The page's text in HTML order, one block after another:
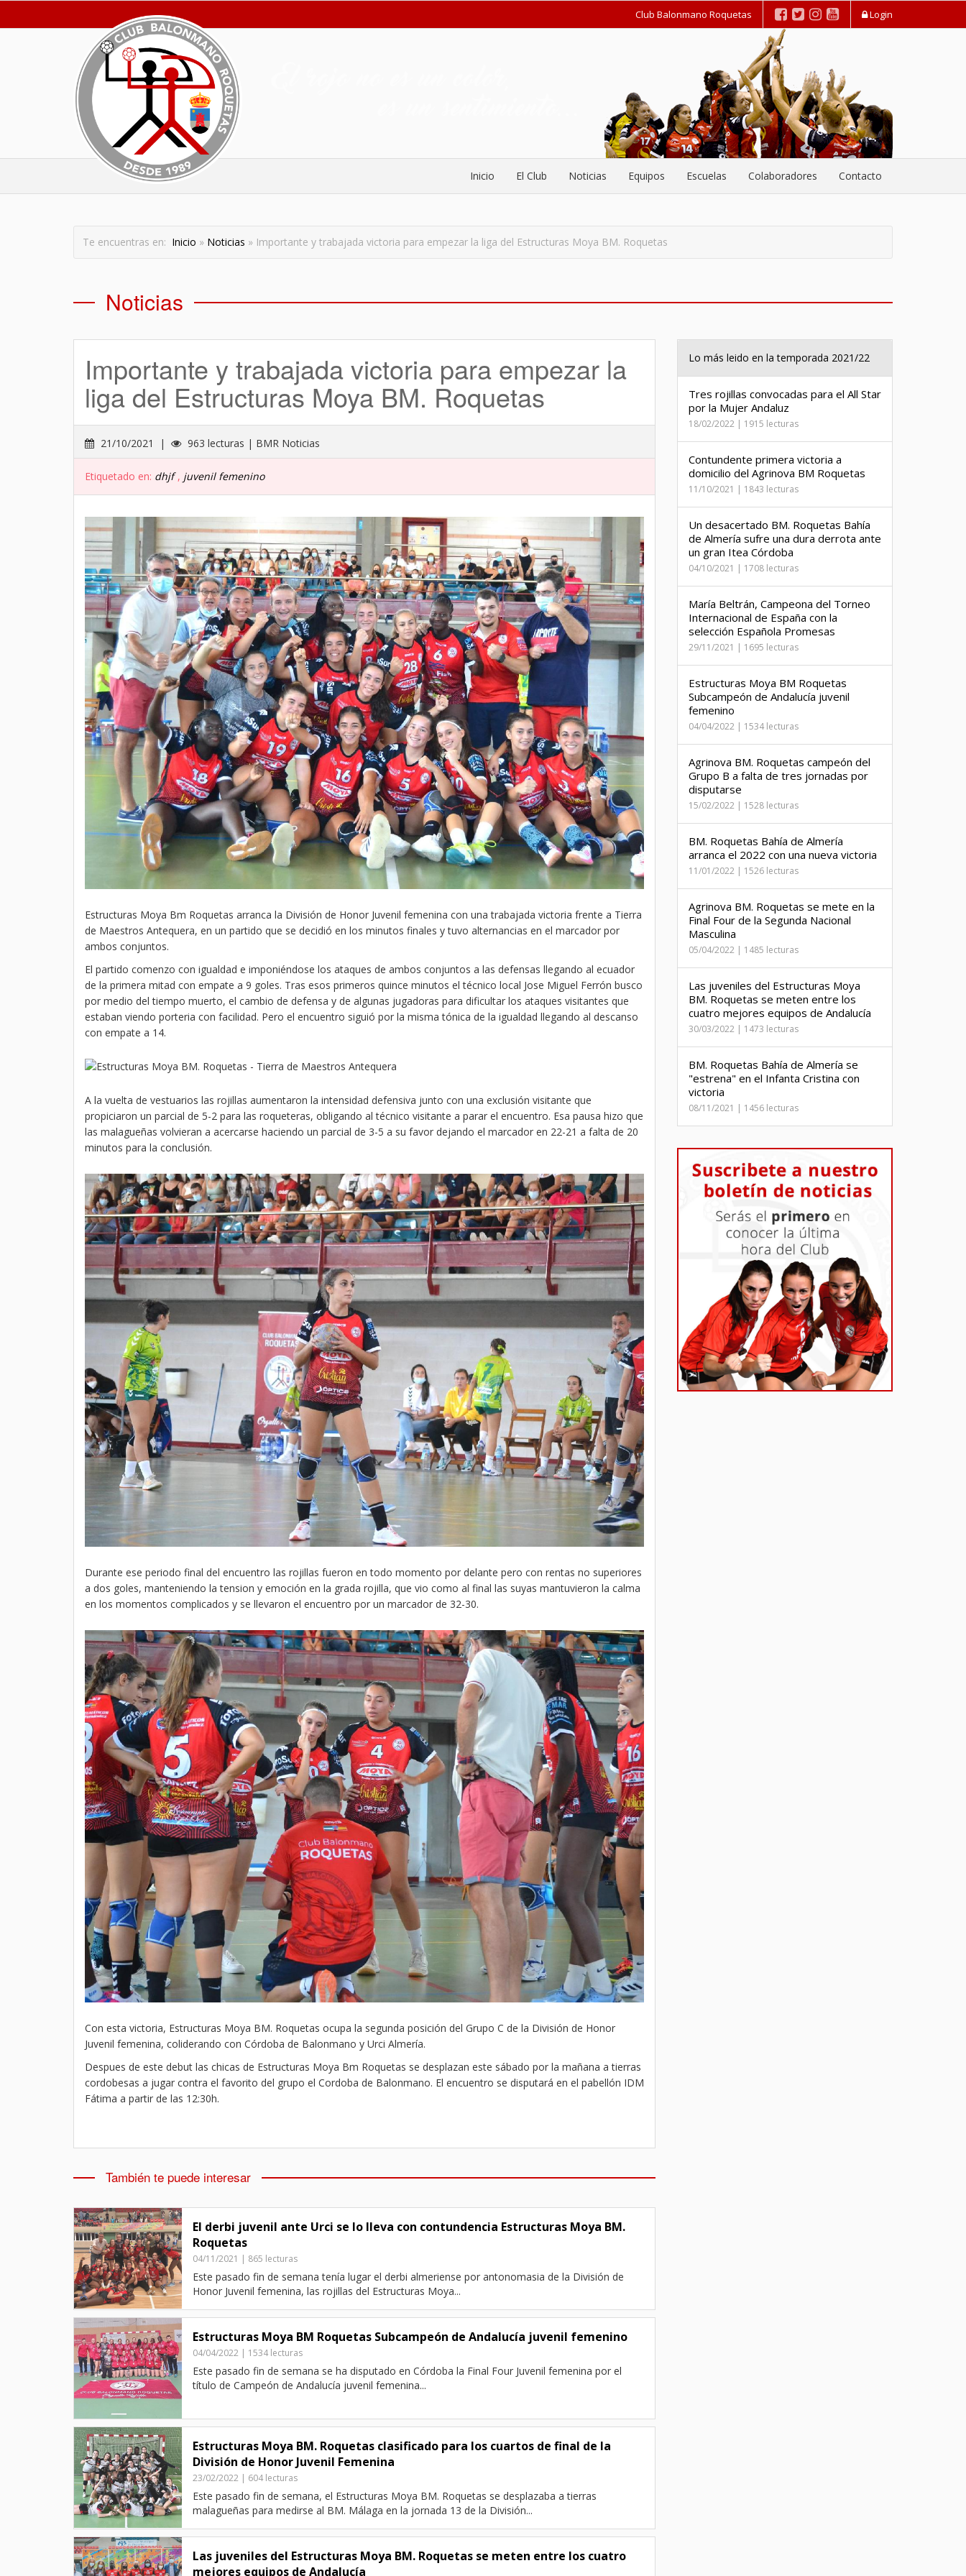
Login
Club Balonmano Roquetas
Inicio El Club Noticias Equipos Escuelas Colaboradores Contacto
Te encuentras en: Inicio » Noticias » Importante y trabajada victoria para empezar la liga del Estructuras Moya BM. Roquetas
Noticias
Importante y trabajada victoria para empezar la
liga del Estructuras Moya BM. Roquetas
21/10/2021 | 963 lecturas | BMR Noticias
Etiquetado en: dhjf , juvenil femenino
Estructuras Moya Bm Roquetas arranca la División de Honor Juvenil femenina con una trabajada victoria frente a Tierra
de Maestros Antequera, en un partido que se decidió en los minutos finales y tuvo alternancias en el marcador por
ambos conjuntos.
El partido comenzo con igualdad e imponiéndose los ataques de ambos conjuntos a las defensas llegando al ecuador
de la primera mitad con empate a 9 goles. Tras esos primeros quince minutos el técnico local Jose Miguel Ferrón busco
por medio del tiempo muerto, el cambio de defensa y de algunas jugadoras para dificultar los ataques visitantes que
estaban viendo porteria con facilidad. Pero el encuentro siguió por la misma tónica de la igualdad llegando al descanso
con empate a 14.
A la vuelta de vestuarios las rojillas aumentaron la intensidad defensiva junto con una exclusión visitante que
propiciaron un parcial de 5-2 para las roqueteras, obligando al técnico visitante a parar el encuentro. Esa pausa hizo que
las malagueñas volvieran a acercarse haciendo un parcial de 3-5 a su favor dejando el marcador en 22-21 a falta de 20
minutos para la conclusión.
Durante ese periodo final del encuentro las rojillas fueron en todo momento por delante pero con rentas no superiores
a dos goles, manteniendo la tension y emoción en la grada rojilla, que vio como al final las suyas mantuvieron la calma
en los momentos complicados y se llevaron el encuentro por un marcador de 32-30.
Con esta victoria, Estructuras Moya BM. Roquetas ocupa la segunda posición del Grupo C de la División de Honor
Juvenil femenina, coliderando con Córdoba de Balonmano y Urci Almería.
Despues de este debut las chicas de Estructuras Moya Bm Roquetas se desplazan este sábado por la mañana a tierras
cordobesas a jugar contra el favorito del grupo el Cordoba de Balonmano. El encuentro se disputará en el pabellón IDM
Fátima a partir de las 12:30h.
También te puede interesar
El derbi juvenil ante Urci se lo lleva con contundencia Estructuras Moya BM.
Roquetas
04/11/2021 | 865 lecturas
Este pasado fin de semana tenía lugar el derbi almeriense por antonomasia de la División de
Honor Juvenil femenina, las rojillas del Estructuras Moya...
Estructuras Moya BM Roquetas Subcampeón de Andalucía juvenil femenino
04/04/2022 | 1534 lecturas
Este pasado fin de semana se ha disputado en Córdoba la Final Four Juvenil femenina por el
título de Campeón de Andalucía juvenil femenina...
Estructuras Moya BM. Roquetas clasificado para los cuartos de final de la
División de Honor Juvenil Femenina
23/02/2022 | 604 lecturas
Este pasado fin de semana, el Estructuras Moya BM. Roquetas se desplazaba a tierras
malagueñas para medirse al BM. Málaga en la jornada 13 de la División...
Las juveniles del Estructuras Moya BM. Roquetas se meten entre los cuatro
mejores equipos de Andalucía
Lo más leido en la temporada 2021/22
Tres rojillas convocadas para el All Star
por la Mujer Andaluz
18/02/2022 | 1915 lecturas
Contundente primera victoria a
domicilio del Agrinova BM Roquetas
11/10/2021 | 1843 lecturas
Un desacertado BM. Roquetas Bahía
de Almería sufre una dura derrota ante
un gran Itea Córdoba
04/10/2021 | 1708 lecturas
María Beltrán, Campeona del Torneo
Internacional de España con la
selección Española Promesas
29/11/2021 | 1695 lecturas
Estructuras Moya BM Roquetas
Subcampeón de Andalucía juvenil
femenino
04/04/2022 | 1534 lecturas
Agrinova BM. Roquetas campeón del
Grupo B a falta de tres jornadas por
disputarse
15/02/2022 | 1528 lecturas
BM. Roquetas Bahía de Almería
arranca el 2022 con una nueva victoria
11/01/2022 | 1526 lecturas
Agrinova BM. Roquetas se mete en la
Final Four de la Segunda Nacional
Masculina
05/04/2022 | 1485 lecturas
Las juveniles del Estructuras Moya
BM. Roquetas se meten entre los
cuatro mejores equipos de Andalucía
30/03/2022 | 1473 lecturas
BM. Roquetas Bahía de Almería se
"estrena" en el Infanta Cristina con
victoria
08/11/2021 | 1456 lecturas